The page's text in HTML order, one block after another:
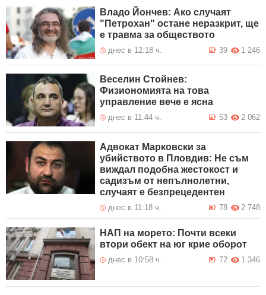
Владо Йончев: Ако случаят
"Петрохан" остане неразкрит, ще
е травма за обществото
днес в 12:18 ч. 1 246
39
Веселин Стойнев:
Физиономията на това
управление вече е ясна
днес в 11:44 ч. 2 062
53
Адвокат Марковски за
убийството в Пловдив: Не съм
виждал подобна жестокост и
садизъм от непълнолетни,
случаят е безпрецедентен
днес в 11:18 ч. 2 748
78
НАП на морето: Почти всеки
втори обект на юг крие оборот
днес в 10:58 ч. 1 346
72